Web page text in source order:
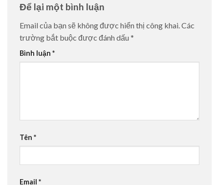
Để lại một bình luận
Email của bạn sẽ không được hiển thị công khai. Các
trường bắt buộc được đánh dấu *
Bình luận *
Tên *
Email *